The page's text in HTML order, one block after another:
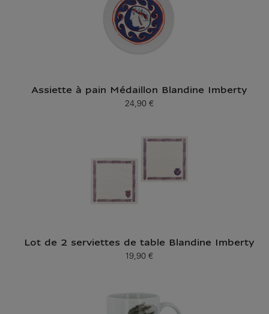
Assiette à pain Médaillon Blandine Imberty
Prix ​​actuel
24,90 €
Lot de 2 serviettes de table Blandine Imberty
Prix ​​actuel
19,90 €